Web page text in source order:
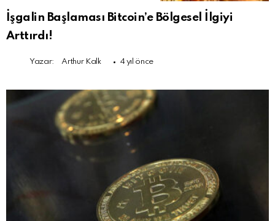
İşgalin Başlaması Bitcoin’e Bölgesel İlgiyi
Arttırdı!
Yazar: Arthur Kalk 4 yıl önce